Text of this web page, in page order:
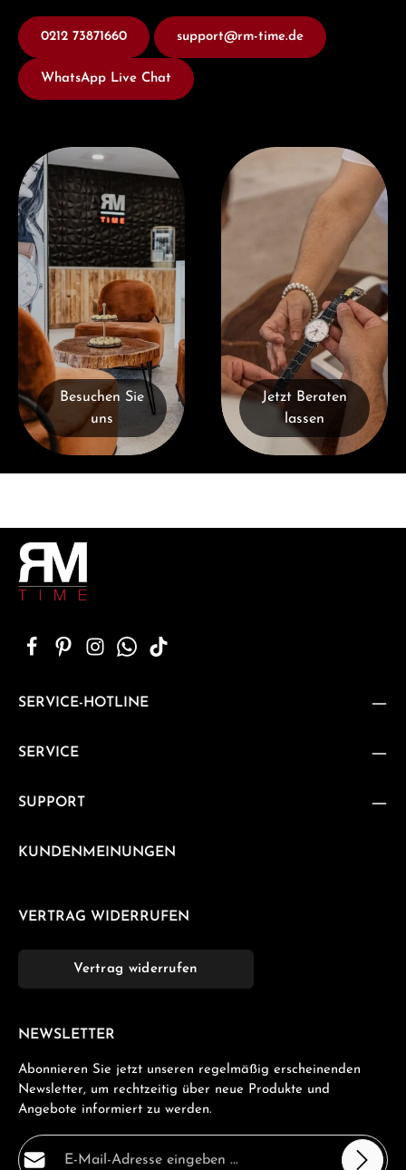
0212 73871660 support@rm-time.de
WhatsApp Live Chat
Besuchen Sie uns
Besuchen Sie
uns
Jetzt Beraten lassen
Jetzt Beraten
lassen
SERVICE-HOTLINE
SERVICE
SUPPORT
KUNDENMEINUNGEN
VERTRAG WIDERRUFEN
Vertrag widerrufen
NEWSLETTER
Abonnieren Sie jetzt unseren regelmäßig erscheinenden
Newsletter, um rechtzeitig über neue Produkte und
Angebote informiert zu werden.
E-Mail-Adresse*